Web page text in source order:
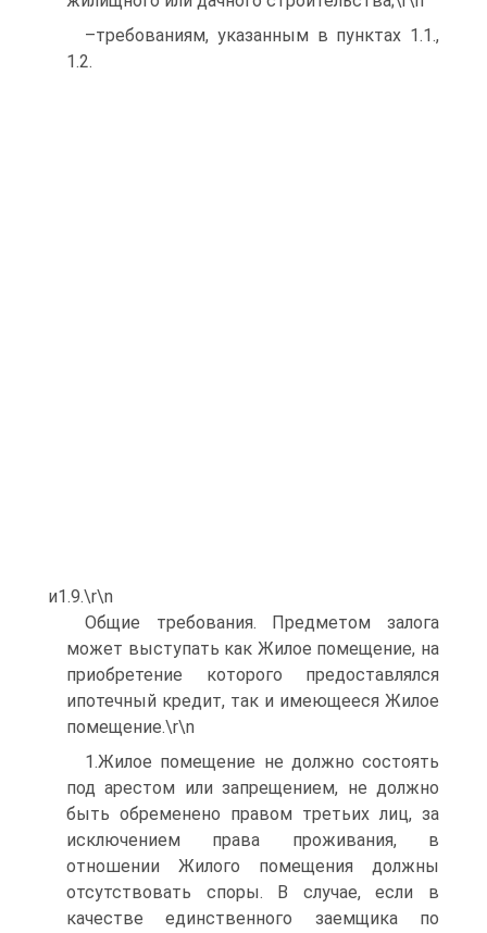
–требованиям, указанным в пунктах 1.1.,
1.2.
и1.9.\r\n
Общие требования. Предметом залога
может выступать как Жилое помещение, на
приобретение которого предоставлялся
ипотечный кредит, так и имеющееся Жилое
помещение.\r\n
1.Жилое помещение не должно состоять
под арестом или запрещением, не должно
быть обременено правом третьих лиц, за
исключением права проживания, в
отношении Жилого помещения должны
отсутствовать споры. В случае, если в
качестве единственного заемщика по